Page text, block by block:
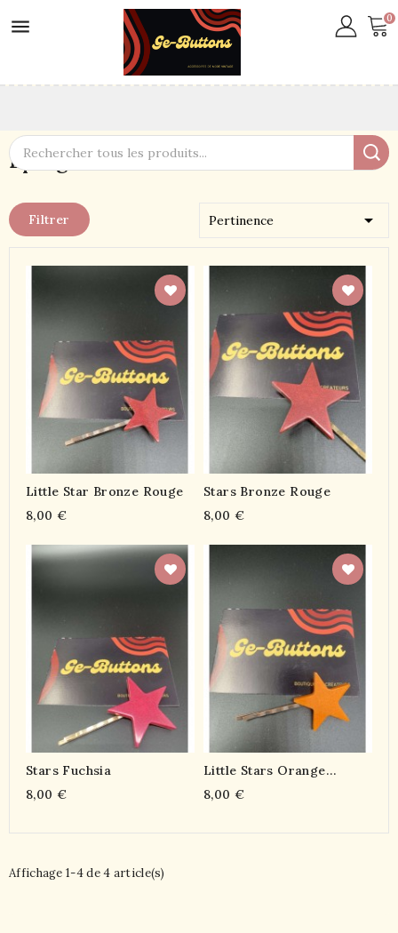
 0
Epingles cheveux
Filtrer Pertinence 
Little Star Bronze Rouge
8,00 €
Stars Bronze Rouge
8,00 €
Stars Fuchsia
8,00 €
Little Stars Orange
Métallisé
8,00 €
Affichage 1-4 de 4 article(s)